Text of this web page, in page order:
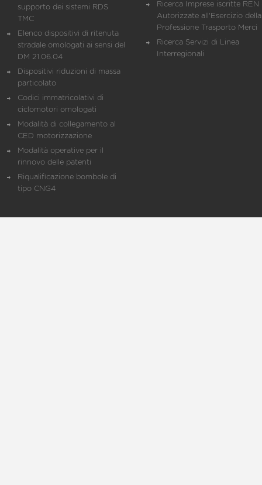
supporto dei sistemi RDS
TMC
Elenco dispositivi di ritenuta
stradale omologati ai sensi del
DM 21.06.04
Dispositivi riduzioni di massa
particolato
Codici immatricolativi di
ciclomotori omologati
Modalità di collegamento al
CED motorizzazione
Modalità operative per il
rinnovo delle patenti
Riqualificazione bombole di
tipo CNG4
Ricerca Imprese iscritte REN
Autorizzate all'Esercizio della
Professione Trasporto Merci
Ricerca Servizi di Linea
Interregionali